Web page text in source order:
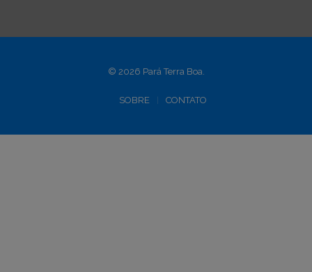
© 2026 Pará Terra Boa.
SOBRE CONTATO